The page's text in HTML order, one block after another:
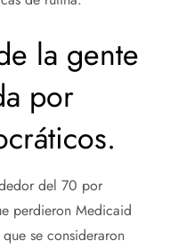
la gente
por
del 70 por
perdieron Medicaid
se consideraron